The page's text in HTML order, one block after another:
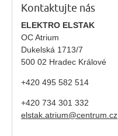
Kontaktujte nás
ELEKTRO ELSTAK
OC Atrium
Dukelská 1713/7
500 02 Hradec Králové
+420 495 582 514
+420 734 301 332
elstak.atrium@centrum.cz